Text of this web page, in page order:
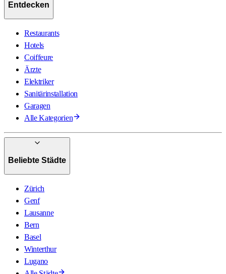
Entdecken
Restaurants
Hotels
Coiffeure
Ärzte
Elektriker
Sanitärinstallation
Garagen
Alle Kategorien
Beliebte Städte
Zürich
Genf
Lausanne
Bern
Basel
Winterthur
Lugano